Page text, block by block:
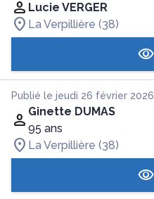
Lucie VERGER
La Verpillière (38)
Publié le jeudi 26 février 2026
Ginette DUMAS
95 ans
La Verpillière (38)